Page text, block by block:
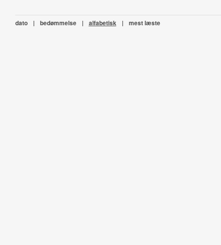
dato | bedømmelse | alfabetisk | mest læste